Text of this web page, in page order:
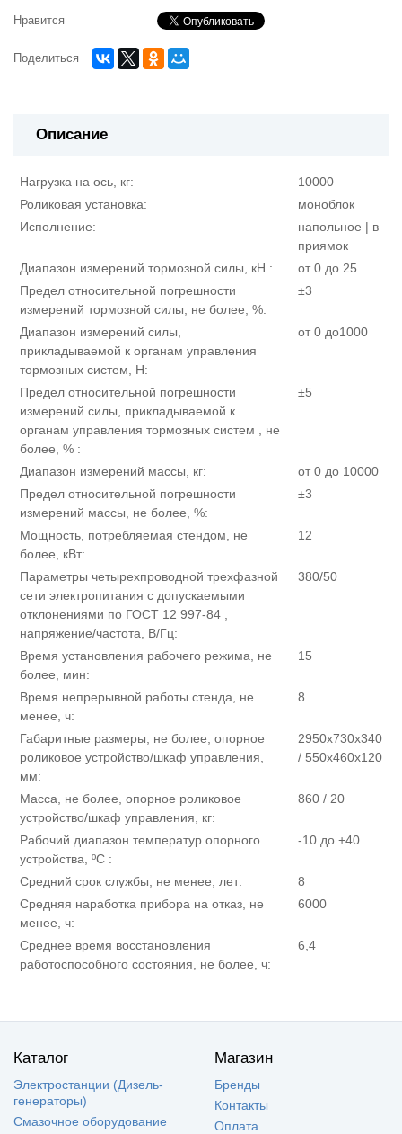
Нравится
Поделиться
Описание
Нагрузка на ось, кг:
10000
Роликовая установка:
моноблок
Исполнение:
напольное | в
приямок
Диапазон измерений тормозной силы, кН :
от 0 до 25
Предел относительной погрешности
измерений тормозной силы, не более, %:
±3
Диапазон измерений силы,
прикладываемой к органам управления
тормозных систем, Н:
от 0 до1000
Предел относительной погрешности
измерений силы, прикладываемой к
органам управления тормозных систем , не
более, % :
±5
Диапазон измерений массы, кг:
от 0 до 10000
Предел относительной погрешности
измерений массы, не более, %:
±3
Мощность, потребляемая стендом, не
более, кВт:
12
Параметры четырехпроводной трехфазной
сети электропитания с допускаемыми
отклонениями по ГОСТ 12 997-84 ,
напряжение/частота, В/Гц:
380/50
Время установления рабочего режима, не
более, мин:
15
Время непрерывной работы стенда, не
менее, ч:
8
Габаритные размеры, не более, опорное
роликовое устройство/шкаф управления,
мм:
2950х730х340
/ 550х460х120
Масса, не более, опорное роликовое
устройство/шкаф управления, кг:
860 / 20
Рабочий диапазон температур опорного
устройства, ºC :
-10 до +40
Средний срок службы, не менее, лет:
8
Средняя наработка прибора на отказ, не
менее, ч:
6000
Среднее время восстановления
работоспособного состояния, не более, ч:
6,4
Каталог
Электростанции (Дизель-
генераторы)
Смазочное оборудование
Магазин
Бренды
Контакты
Оплата